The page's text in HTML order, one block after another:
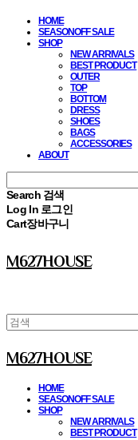
HOME
SEASONOFF SALE
SHOP
NEW ARRIVALS
BEST PRODUCT
OUTER
TOP
BOTTOM
DRESS
SHOES
BAGS
ACCESSORIES
ABOUT
Search 검색
Log In 로그인
Cart장바구니
M627HOUSE
M627HOUSE
HOME
SEASONOFF SALE
SHOP
NEW ARRIVALS
BEST PRODUCT